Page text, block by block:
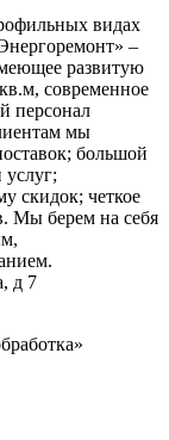
видах
–
развитую
современное
персонал
мы
большой
скидок; четкое
Мы берем на себя
д 7